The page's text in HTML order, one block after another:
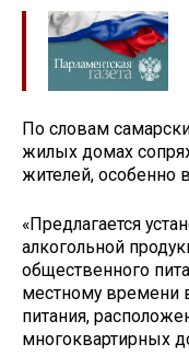
По словам
жилых домах
жителей, особенно
«Предлагается
алкогольной
общественного
местному времени
питания,
многоквартирных